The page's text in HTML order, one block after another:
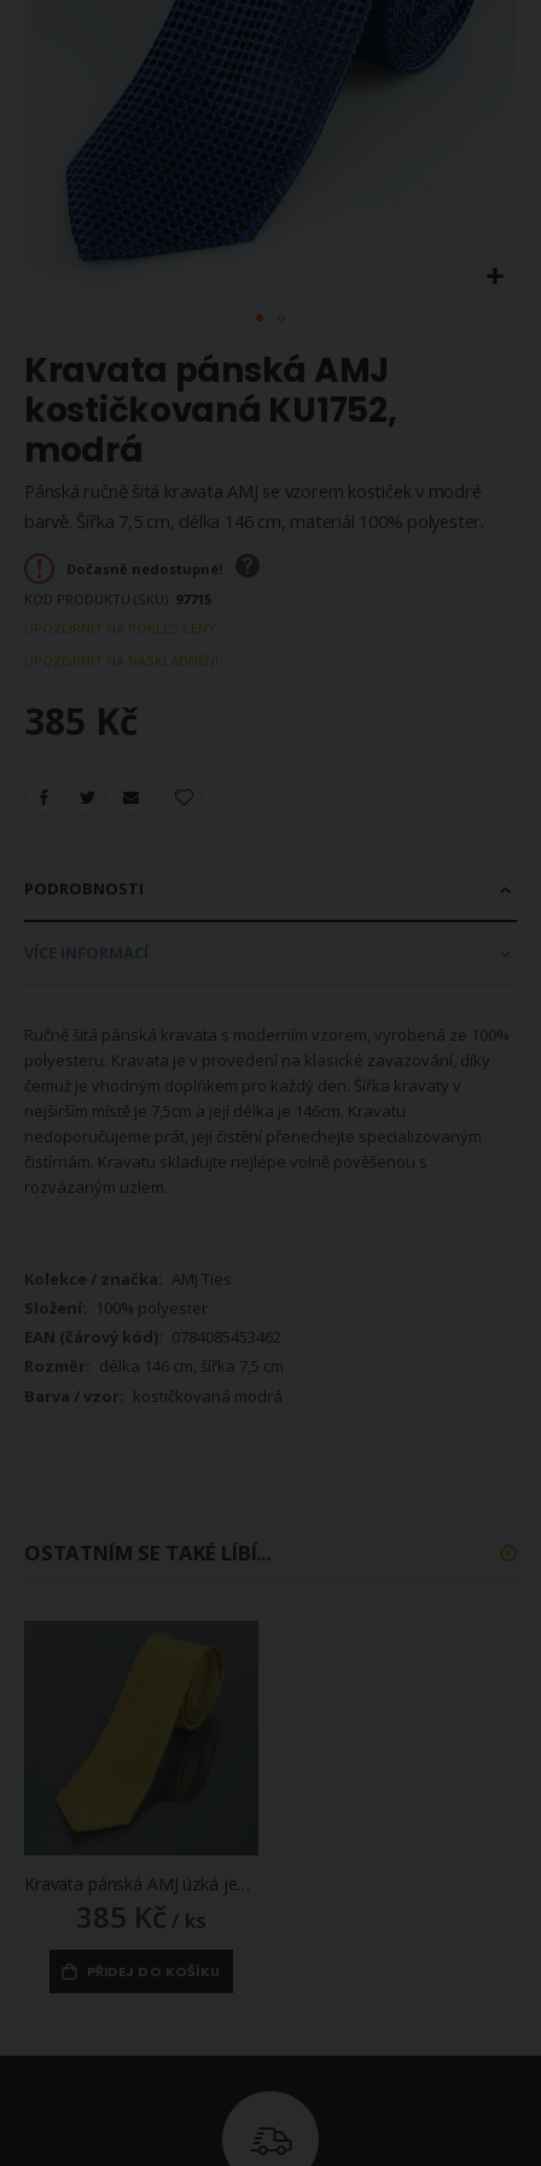
na
začátek
galerie
s
obrázky
Kravata pánská AMJ
kostičkovaná KU1752,
modrá
Pánská ručně šitá kravata AMJ se vzorem kostiček v modré
barvě. Šířka 7,5 cm, délka 146 cm, materiál 100% polyester.
Dočasně nedostupné!
KÓD PRODUKTU (SKU) 97715
UPOZORNIT NA POKLES CENY
UPOZORNIT NA NASKLADNĚNÍ
385 Kč
PODROBNOSTI
Ručně šitá pánská kravata s moderním vzorem, vyrobená ze 100%
polyesteru. Kravata je v provedení na klasické zavazování, díky
čemuž je vhodným doplňkem pro každý den. Šířka kravaty v
nejširším místě je 7,5cm a její délka je 146cm. Kravatu
nedoporučujeme prát, její čistění přenechejte specializovaným
čistírnám. Kravatu skladujte nejlépe volně pověšenou s
rozvázaným uzlem.
Více
informací
AMJ Ties
100% polyester
0784085453462
délka 146 cm, šířka 7,5 cm
kostičkovaná modrá
OSTATNÍM SE TAKÉ LÍBÍ...
385 Kč / ks
PŘIDEJ DO KOŠÍKU